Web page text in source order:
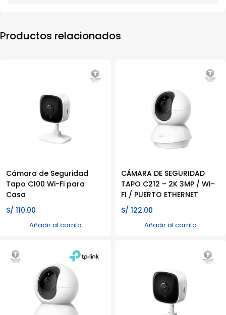
Productos relacionados
Cámara de Seguridad
Tapo C100 Wi-Fi para
Casa
S/ 110.00
Añadir al carrito
CÁMARA DE SEGURIDAD
TAPO C212 – 2K 3MP / WI-
FI / PUERTO ETHERNET
S/ 122.00
Añadir al carrito